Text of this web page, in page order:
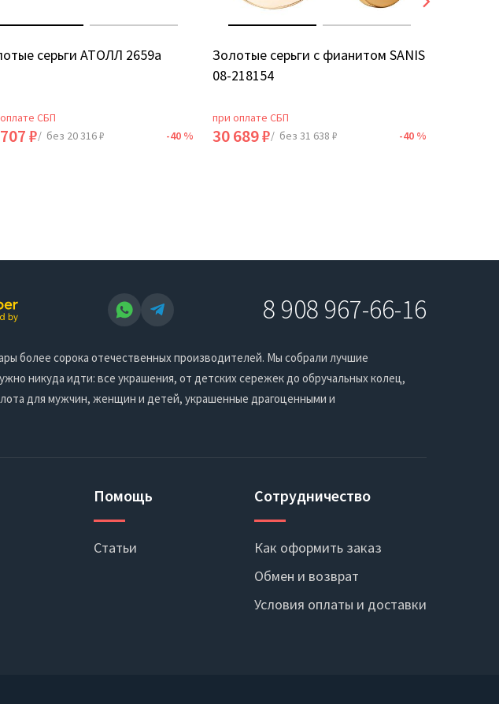
серьги АТОЛЛ 2659а
СБП
₽/ без 20 316 ₽ -40 %
Золотые серьги с фианитом SANIS
08-218154
при оплате СБП
30 689 ₽/ без 31 638 ₽ -40 %
8 908 967-66-16
более сорока отечественных производителей. Мы собрали лучшие
никуда идти: все украшения, от детских сережек до обручальных колец,
для мужчин, женщин и детей, украшенные драгоценными и
Помощь
Статьи
Сотрудничество
Как оформить заказ
Обмен и возврат
Условия оплаты и доставки